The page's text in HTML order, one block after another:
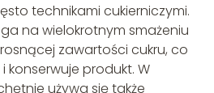
technikami cukierniczymi.
na wielokrotnym smażeniu
zawartości cukru, co
konserwuje produkt. W
używa się także